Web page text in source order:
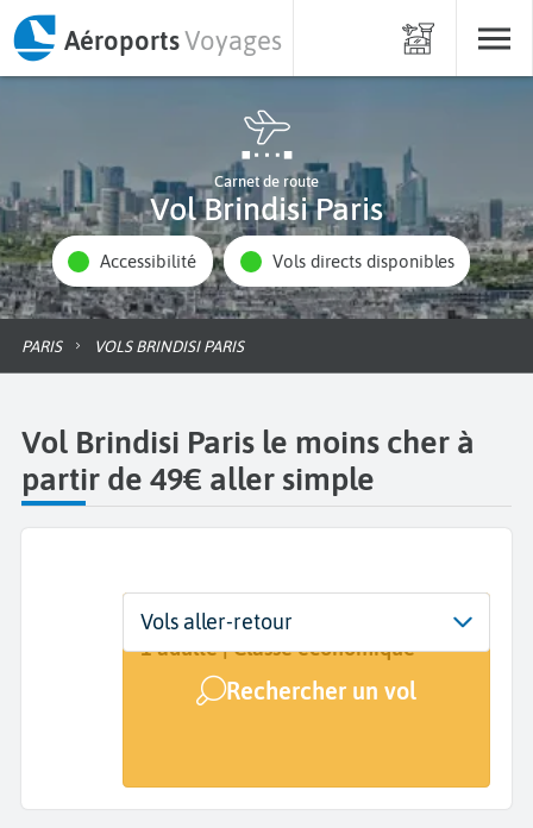
AéroportsVoyages
Carnet de route
Vol Brindisi Paris
Accessibilité Vols directs disponibles
PARIS VOLS BRINDISI PARIS
Vol Brindisi Paris le moins cher à
partir de 49€ aller simple
Départ
Brindisi (BDS)
Dates
Dates de votre voyage
Voyageurs | Classe
1 adulte | Classe économique
Rechercher un vol
Vols aller-retour